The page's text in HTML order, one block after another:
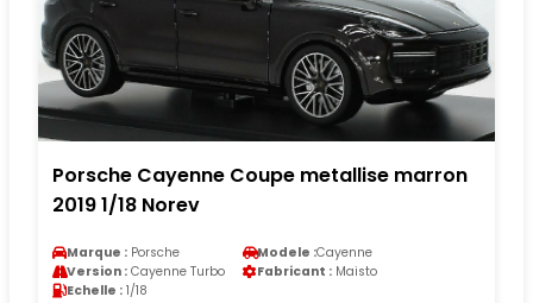
Porsche Cayenne Coupe metallise marron
2019 1/18 Norev
Marque : Porsche Modele :Cayenne
Version : Cayenne Turbo Fabricant : Maisto
Echelle : 1/18